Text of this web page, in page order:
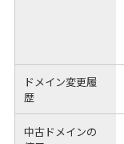
ドメイン変更履
歴
中古ドメインの